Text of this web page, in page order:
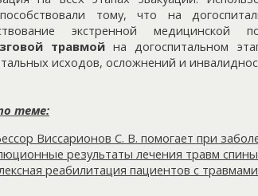
тому, что на
экстренной
травмой на догоспитальном
исходов, осложнений и
теме:
Виссарионов С. В. помогает при
результаты лечения травм
реабилитация пациентов с